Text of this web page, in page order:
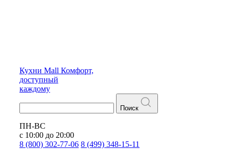
Кухни Mall Комфорт,
доступный
каждому
Поиск
ПН-ВС
с 10:00 до 20:00
8 (800) 302-77-06 8 (499) 348-15-11